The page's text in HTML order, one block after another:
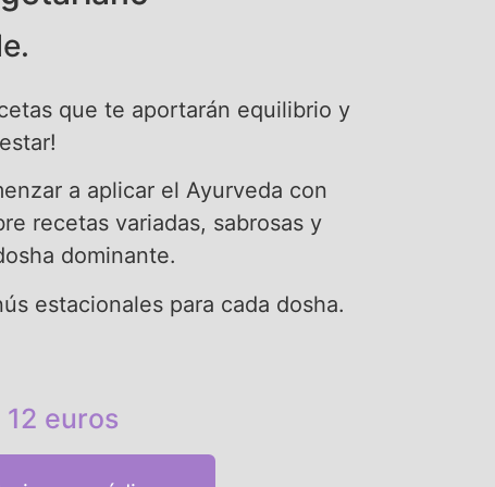
que te aportarán equilibrio y
a aplicar el Ayurveda con
recetas variadas, sabrosas y
dominante.
estacionales para cada dosha.
12 euros